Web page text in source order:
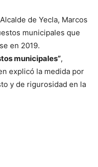
de Yecla, Marcos
municipales que
en 2019.
municipales”,
explicó la medida por
y de rigurosidad en la